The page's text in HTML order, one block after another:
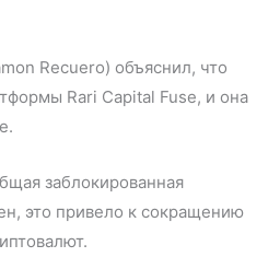
Recuero) объяснил, что
Rari Capital Fuse, и она
заблокированная
это привело к сокращению